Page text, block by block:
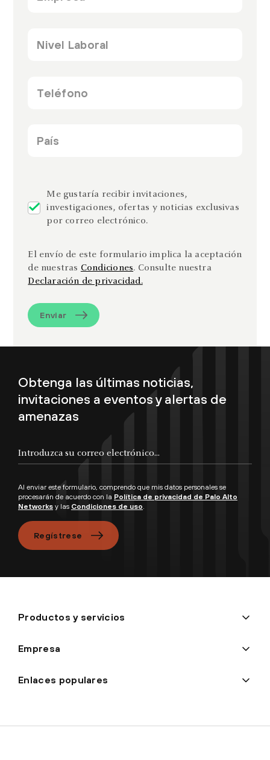
Me gustaría recibir invitaciones,
investigaciones, ofertas y noticias exclusivas
por correo electrónico.
El envío de este formulario implica la aceptación
de nuestras Condiciones. Consulte nuestra
Declaración de privacidad.
Enviar
Obtenga las últimas noticias,
invitaciones a eventos y alertas de
amenazas
Al enviar este formulario, comprendo que mis datos personales se
procesarán de acuerdo con la Política de privacidad de Palo Alto
Networks y las Condiciones de uso.
Regístrese
Productos y servicios
Empresa
Enlaces populares